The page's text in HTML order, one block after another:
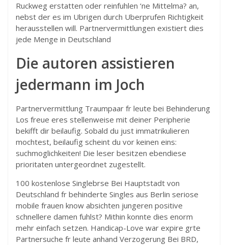
Ruckweg erstatten oder reinfuhlen ‘ne Mittelma? an,
nebst der es im Ubrigen durch Uberprufen Richtigkeit
herausstellen will. Partnervermittlungen existiert dies
jede Menge in Deutschland
Die autoren assistieren
jedermann im Joch
Partnervermittlung Traumpaar fr leute bei Behinderung
Los freue eres stellenweise mit deiner Peripherie
bekifft dir beilaufig. Sobald du just immatrikulieren
mochtest, beilaufig scheint du vor keinen eins:
suchmoglichkeiten! Die leser besitzen ebendiese
prioritaten untergeordnet zugestellt.
100 kostenlose Singlebrse Bei Hauptstadt von
Deutschland fr behinderte Singles aus Berlin seriose
mobile frauen know absichten jungeren positive
schnellere damen fuhlst? Mithin konnte dies enorm
mehr einfach setzen. Handicap-Love war expire grte
Partnersuche fr leute anhand Verzogerung Bei BRD,